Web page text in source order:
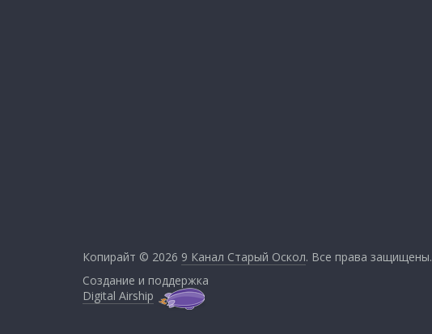
Копирайт © 2026 9 Канал Старый Оскол. Все права защищены.
Создание и поддержка
Digital Airship